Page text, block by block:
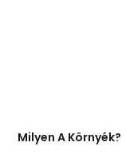
Milyen A Környék?